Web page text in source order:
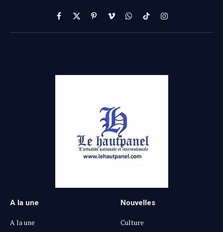
Facebook
X
(Twitter)
PinterestVimeoWhatsApp
TikTokInstagram
A la une
A la une
Nouvelles
Culture